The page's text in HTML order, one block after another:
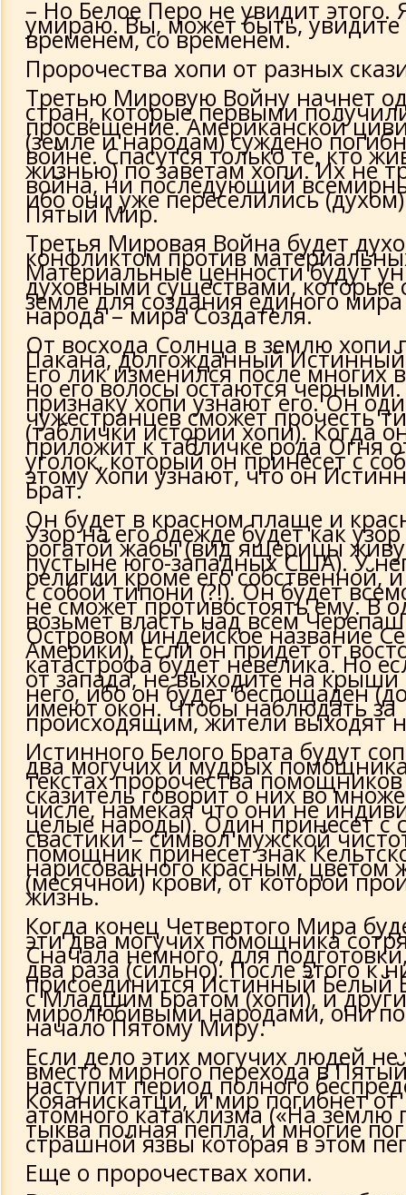
– Но Белое Перо не увидит этого.
умираю. Вы, может быть, увидите
временем, со временем.
Пророчества хопи от разных
Третью Мировую Войну начнет
стран, которые первыми
просвещение. Американской
(земле и народам) суждено
войне. Спасутся только те, кто
жизнью) по заветам хопи. Их не
война, ни последующий
ибо они уже переселились
Пятый Мир.
Третья Мировая Война будет
конфликтом против
Материальные ценности будут
духовными существами, которые
земле для создания единого
народа – мира Создателя.
От восхода Солнца в землю хопи
Пакана, долгожданный
Его лик изменился после многих
но его волосы остаются
признаку хопи узнают его. Он
чужестранцев сможет прочесть
(таблички истории хопи). Когда
приложит к табличке рода Огня
уголок, который он принесет с
этому Хопи узнают, что он
Брат.
Он будет в красном плаще и
Узор на его одежде будет как
рогатой жабы (вид ящерицы
пустыне юго-западных США). У
религии кроме его собственной,
с собой типони (?!). Он будет
не сможет противостоять ему. В
возьмет власть над всем
Островом (индейское название
Америки). Если он придет от
катастрофа будет невелика. Но
от запада, не выходите на крыши
него, ибо он будет беспощаден
имеют окон. Чтобы наблюдать за
происходящим, жители выходят
Истинного Белого Брата будут
два могучих и мудрых
текстах пророчества
сказитель говорит о них во
числе, намекая что они не
целые народы). Один принесет с
свастики – символ мужской
помощник принесет знак
нарисованного красным, цветом
(месячной) крови, от которой
жизнь.
Когда конец Четвертого Мира
эти два могучих помощника
Сначала немного, для
два раза (сильно). После этого к
присоединится Истинный Белый
с Младшим Братом (хопи), и
миролюбивыми народами, они
начало Пятому Миру.
Если дело этих могучих людей не
вместо мирного перехода в
наступит период полного
Кояанискатци, и мир погибнет
атомного катаклизма («На землю
тыква полная пепла, и многие
страшной язвы которая в этом
Еще о пророчествах хопи.